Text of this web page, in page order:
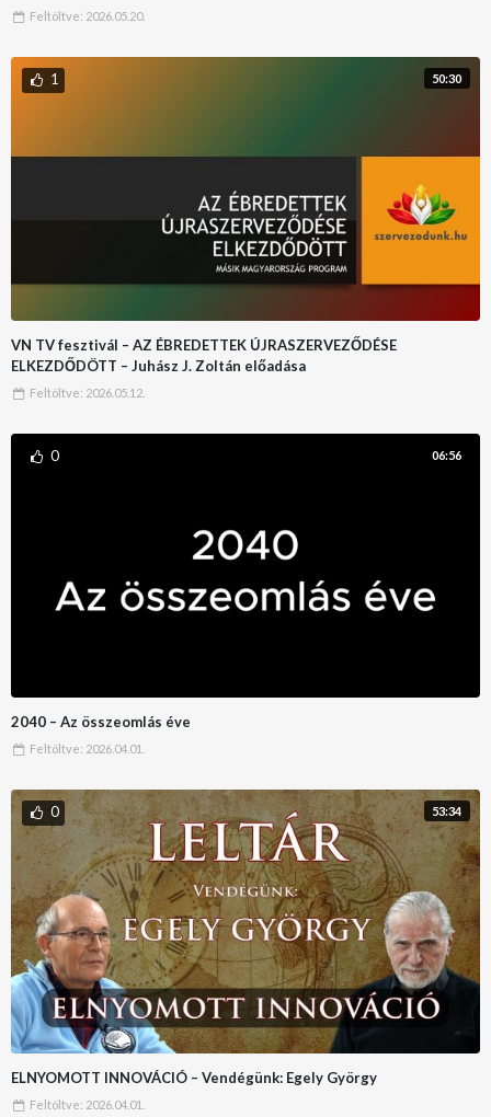
Feltöltve: 2026.05.20.
50:30
1
VN TV fesztivál – AZ ÉBREDETTEK ÚJRASZERVEZŐDÉSE
ELKEZDŐDÖTT – Juhász J. Zoltán előadása
Feltöltve: 2026.05.12.
06:56
0
2040 – Az összeomlás éve
Feltöltve: 2026.04.01.
53:34
0
ELNYOMOTT INNOVÁCIÓ – Vendégünk: Egely György
Feltöltve: 2026.04.01.